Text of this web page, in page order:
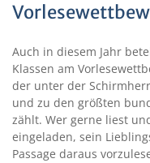
Auch in diesem Jahr
Klassen am
der unter der
und zu den größten
zählt. Wer gerne liest
eingeladen, sein
Passage daraus